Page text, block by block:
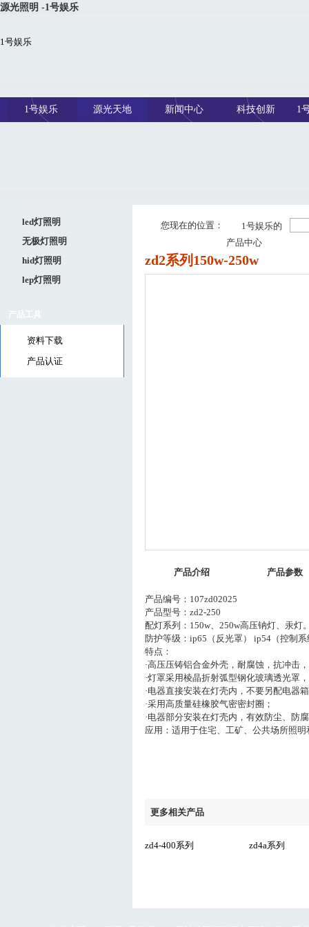
源光照明 -1号娱乐
1号娱乐
1号娱乐 源光天地 新闻中心 科技创新 1
led灯照明
无极灯照明
hid灯照明
lep灯照明
产品工具
资料下载
产品认证
您现在的位置：
1号娱乐的
产品中心
zd2系列150w-250w
产品介绍 产品参数
产品编号：107zd02025
产品型号：zd2-250
配灯系列：150w、250w高压钠灯、汞灯
防护等级：ip65（反光罩） ip54（控制系
特点：
·高压压铸铝合金外壳，耐腐蚀，抗冲击
·灯罩采用棱晶折射弧型钢化玻璃透光罩
·电器直接安装在灯壳内，不要另配电器
·采用高质量硅橡胶气密密封圈；
·电器部分安装在灯壳内，有效防尘、防
应用：适用于住宅、工矿、公共场所照
更多相关产品
zd4-400系列 zd4a系列